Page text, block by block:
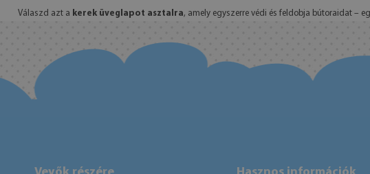
Válaszd azt a kerek üveglapot asztalra, amely egyszerre védi és feldobja bútoraidat –